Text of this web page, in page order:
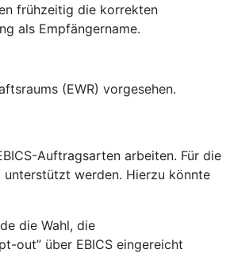
frühzeitig die korrekten
als Empfängername.
(EWR) vorgesehen.
Auftragsarten arbeiten. Für die
werden. Hierzu könnte
die Wahl, die
out” über EBICS eingereicht